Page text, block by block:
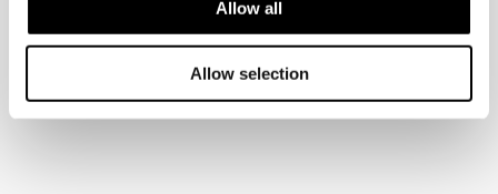
Allow all
Allow selection